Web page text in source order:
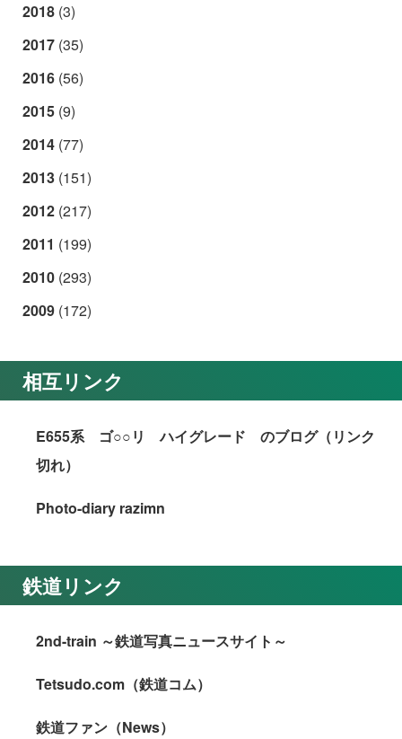
2018 (3)
2017 (35)
2016 (56)
2015 (9)
2014 (77)
2013 (151)
2012 (217)
2011 (199)
2010 (293)
2009 (172)
相互リンク
E655系 ゴ○○リ ハイグレード のブログ（リンク
切れ）
Photo-diary razimn
鉄道リンク
2nd-train ～鉄道写真ニュースサイト～
Tetsudo.com（鉄道コム）
鉄道ファン（News）